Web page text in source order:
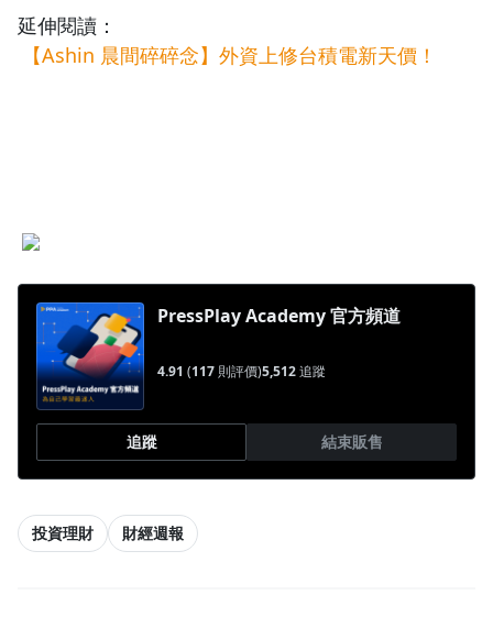
延伸閱讀：
【Ashin 晨間碎碎念】外資上修台積電新天價！
PressPlay Academy 官方頻道
4.91 (117 則評價)5,512追蹤
追蹤 結束販售
投資理財 財經週報